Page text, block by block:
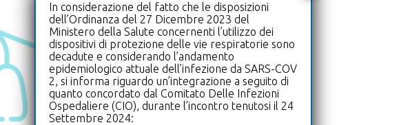
Servizi:
Dermatologia
In considerazione del fatto che le disposizioni
dell’Ordinanza del 27 Dicembre 2023 del
Ministero della Salute concernenti l’utilizzo dei
dispositivi di protezione delle vie respiratorie sono
decadute e considerando l’andamento
epidemiologico attuale dell’infezione da SARS-COV
2, si informa riguardo un’integrazione a seguito di
quanto concordato dal Comitato Delle Infezioni
Ospedaliere (CIO), durante l’incontro tenutosi il 24
Settembre 2024: